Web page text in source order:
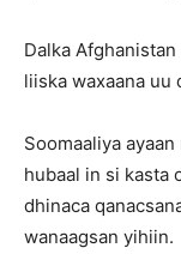
Dalka
liiska waxaana uu
Soomaaliya
hubaal in si kasta
dhinaca
wanaagsan yihiin.